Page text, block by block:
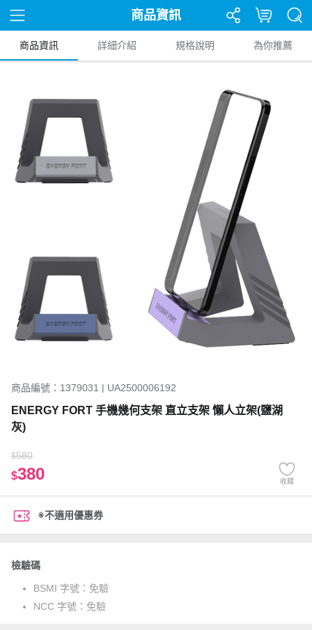
商品資訊
商品資訊 詳細介紹 規格說明 為你推薦
商品編號：1379031 | UA2500006192
ENERGY FORT 手機幾何支架 直立支架 懶人立架(鹽湖
灰)
$580
$380 收藏
※不適用優惠券
檢驗碼
BSMI 字號： 免驗
NCC 字號： 免驗